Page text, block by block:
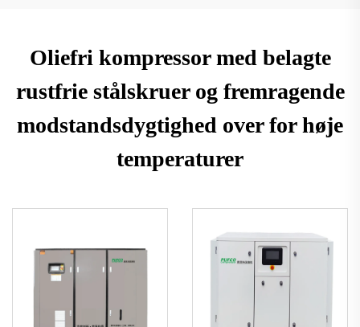
Oliefri kompressor med belagte
rustfrie stålskruer og fremragende
modstandsdygtighed over for høje
temperaturer